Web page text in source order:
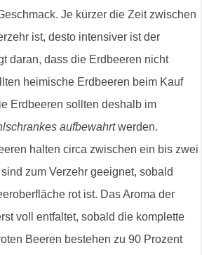
Je kürzer die Zeit zwischen
ist, desto intensiver ist der
daran, dass die Erdbeeren nicht
heimische Erdbeeren beim Kauf
Erdbeeren sollten deshalb im
aufbewahrtwerden.
halten circa zwischen ein bis zwei
zum Verzehr geeignet, sobald
rot ist. Das Aroma der
voll entfaltet, sobald die komplette
Beeren bestehen zu 90 Prozent